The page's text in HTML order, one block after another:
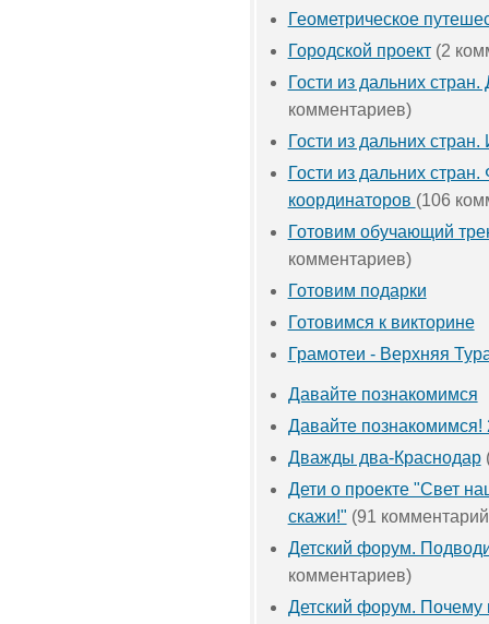
Геометрическое
Городской проект(2
Гости из дальних
комментариев)
Гости из дальних стран.
Гости из дальних
координаторов (106
Готовим обучающий
комментариев)
Готовим подарки
Готовимся к викторине
Грамотеи - Верхняя
Давайте познакомимся
Давайте познакомимся!
Дважды два-Краснодар
Дети о проекте "Свет
скажи!" (91
Детский форум.
комментариев)
Детский форум. Почему